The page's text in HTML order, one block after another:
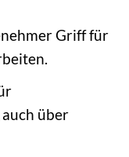
Griff für
über